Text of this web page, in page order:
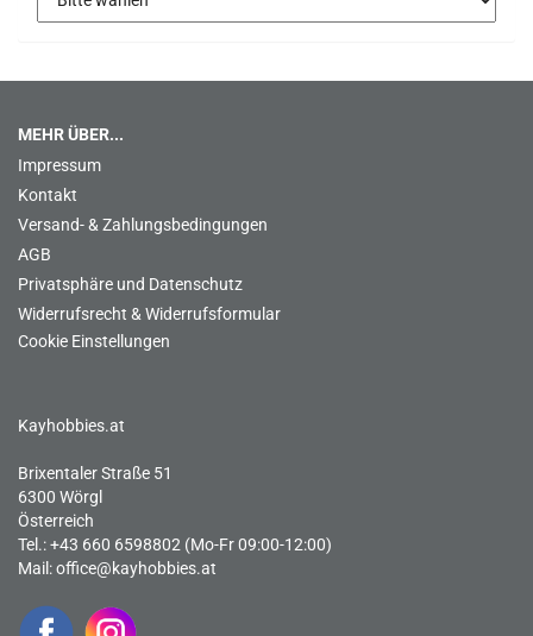
MEHR ÜBER...
Impressum
Kontakt
Versand- & Zahlungsbedingungen
AGB
Privatsphäre und Datenschutz
Widerrufsrecht & Widerrufsformular
Cookie Einstellungen
Kayhobbies.at
Brixentaler Straße 51
6300 Wörgl
Österreich
Tel.: +43 660 6598802 (Mo-Fr 09:00-12:00)
Mail:office@kayhobbies.at